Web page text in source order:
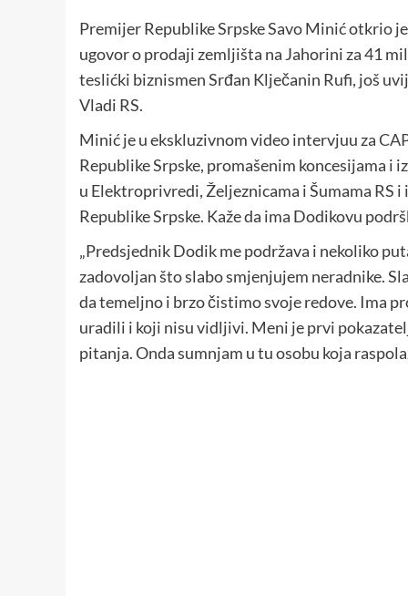
Premijer Republike Srpske Savo Minić otkrio
ugovor o prodaji zemljišta na Jahorini za 41
teslićki biznismen Srđan Klječanin Rufi, još
Vladi RS.
Minić je u ekskluzivnom video intervjuu za
Republike Srpske, promašenim koncesijama
u Elektroprivredi, Željeznicama i Šumama
Republike Srpske. Kaže da ima Dodikovu
„Predsjednik Dodik me podržava i nekoliko
zadovoljan što slabo smjenjujem neradnike.
da temeljno i brzo čistimo svoje redove. Ima
uradili i koji nisu vidljivi. Meni je prvi
pitanja. Onda sumnjam u tu osobu koja